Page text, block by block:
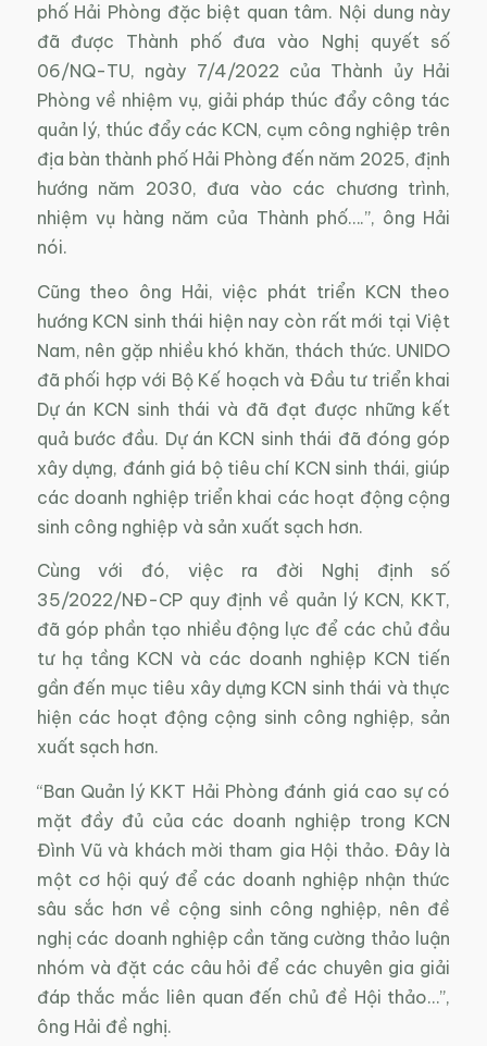
phố Hải Phòng đặc biệt quan tâm. Nội dung này
đã được Thành phố đưa vào Nghị quyết số
06/NQ-TU, ngày 7/4/2022 của Thành ủy Hải
Phòng về nhiệm vụ, giải pháp thúc đẩy công tác
quản lý, thúc đẩy các KCN, cụm công nghiệp trên
địa bàn thành phố Hải Phòng đến năm 2025, định
hướng năm 2030, đưa vào các chương trình,
nhiệm vụ hàng năm của Thành phố….”, ông Hải
nói.
Cũng theo ông Hải, việc phát triển KCN theo
hướng KCN sinh thái hiện nay còn rất mới tại Việt
Nam, nên gặp nhiều khó khăn, thách thức. UNIDO
đã phối hợp với Bộ Kế hoạch và Đầu tư triển khai
Dự án KCN sinh thái và đã đạt được những kết
quả bước đầu. Dự án KCN sinh thái đã đóng góp
xây dựng, đánh giá bộ tiêu chí KCN sinh thái, giúp
các doanh nghiệp triển khai các hoạt động cộng
sinh công nghiệp và sản xuất sạch hơn.
Cùng với đó, việc ra đời Nghị định số
35/2022/NĐ-CP quy định về quản lý KCN, KKT,
đã góp phần tạo nhiều động lực để các chủ đầu
tư hạ tầng KCN và các doanh nghiệp KCN tiến
gần đến mục tiêu xây dựng KCN sinh thái và thực
hiện các hoạt động cộng sinh công nghiệp, sản
xuất sạch hơn.
“Ban Quản lý KKT Hải Phòng đánh giá cao sự có
mặt đầy đủ của các doanh nghiệp trong KCN
Đình Vũ và khách mời tham gia Hội thảo. Đây là
một cơ hội quý để các doanh nghiệp nhận thức
sâu sắc hơn về cộng sinh công nghiệp, nên đề
nghị các doanh nghiệp cần tăng cường thảo luận
nhóm và đặt các câu hỏi để các chuyên gia giải
đáp thắc mắc liên quan đến chủ đề Hội thảo…”,
ông Hải đề nghị.